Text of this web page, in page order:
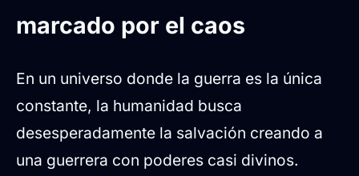
marcado por el caos
En un universo donde la guerra es la única
constante, la humanidad busca
desesperadamente la salvación creando a
una guerrera con poderes casi divinos.